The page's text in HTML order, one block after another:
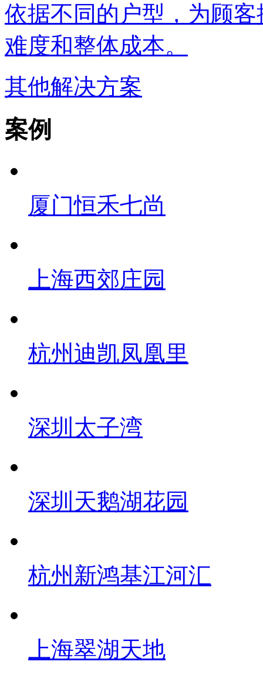
依据不同的户型，为顾
难度和整体成本。
其他解决方案
案例
厦门恒禾七尚
上海西郊庄园
杭州迪凯凤凰里
深圳太子湾
深圳天鹅湖花园
杭州新鸿基江河汇
上海翠湖天地